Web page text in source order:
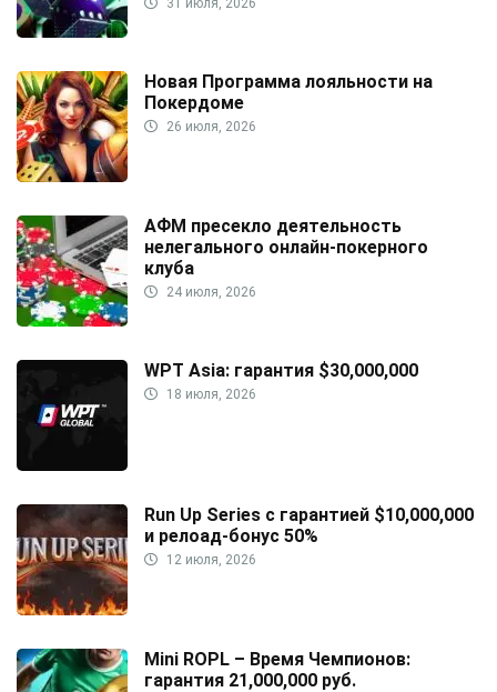
Новая Программа лояльности на
Покердоме
26 июля, 2026
АФМ пресекло деятельность
нелегального онлайн-покерного
клуба
24 июля, 2026
WPT Asia: гарантия $30,000,000
18 июля, 2026
Run Up Series с гарантией $10,000,000
и релоад-бонус 50%
12 июля, 2026
Mini ROPL – Время Чемпионов:
гарантия 21,000,000 руб.